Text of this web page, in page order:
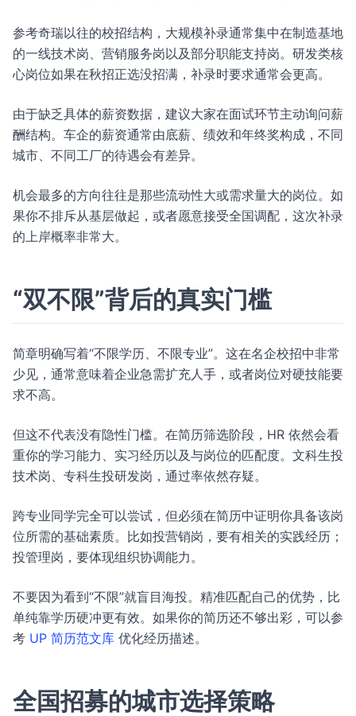
参考奇瑞以往的校招结构，大规模补录通常集中在制造基地
的一线技术岗、营销服务岗以及部分职能支持岗。研发类核
心岗位如果在秋招正选没招满，补录时要求通常会更高。
由于缺乏具体的薪资数据，建议大家在面试环节主动询问薪
酬结构。车企的薪资通常由底薪、绩效和年终奖构成，不同
城市、不同工厂的待遇会有差异。
机会最多的方向往往是那些流动性大或需求量大的岗位。如
果你不排斥从基层做起，或者愿意接受全国调配，这次补录
的上岸概率非常大。
“双不限”背后的真实门槛
简章明确写着“不限学历、不限专业”。这在名企校招中非常
少见，通常意味着企业急需扩充人手，或者岗位对硬技能要
求不高。
但这不代表没有隐性门槛。在简历筛选阶段，HR 依然会看
重你的学习能力、实习经历以及与岗位的匹配度。文科生投
技术岗、专科生投研发岗，通过率依然存疑。
跨专业同学完全可以尝试，但必须在简历中证明你具备该岗
位所需的基础素质。比如投营销岗，要有相关的实践经历；
投管理岗，要体现组织协调能力。
不要因为看到“不限”就盲目海投。精准匹配自己的优势，比
单纯靠学历硬冲更有效。如果你的简历还不够出彩，可以参
考 UP 简历范文库 优化经历描述。
全国招募的城市选择策略